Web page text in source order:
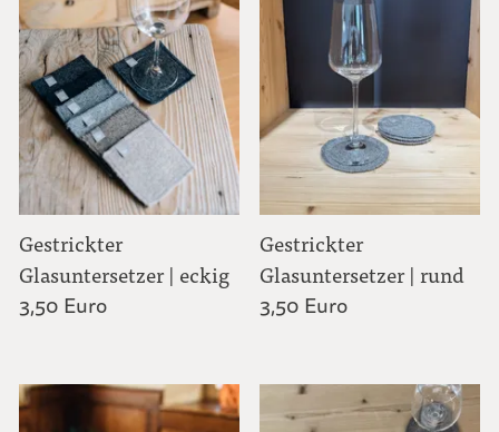
Tischaccessoires
Bettwaren
Hausschuhe
Schürzen
Gestrickter
Glasuntersetzer | eckig
3,50 Euro
Gestrickter
Glasuntersetzer | rund
3,50 Euro